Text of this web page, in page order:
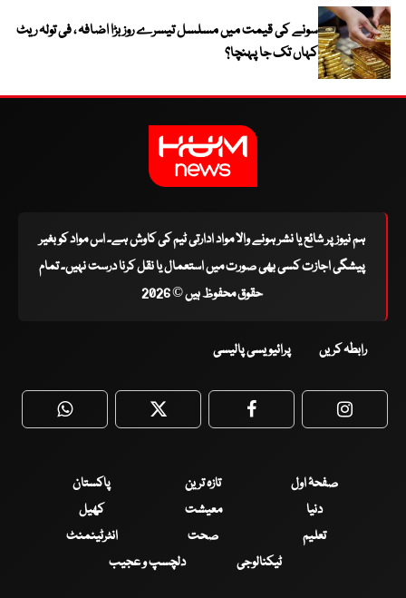
سونے کی قیمت میں مسلسل تیسرے روز بڑا اضافہ ، فی تولہ ریٹ
کہاں تک جا پہنچا؟
ہم نیوز پر شائع یا نشر ہونے والا مواد ادارتی ٹیم کی کاوش ہے۔ اس مواد کو بغیر
پیشگی اجازت کسی بھی صورت میں استعمال یا نقل کرنا درست نہیں۔ تمام
حقوق محفوظ ہیں © 2026
رابطہ کریں پرائیویسی پالیسی
WhatsApp Twitter Facebook
صفحۂ اول تازہ ترین
پاکستان
دنیا
معیشت
کھیل
تعلیم
صحت
انٹرٹینمنٹ
ٹیکنالوجی
دلچسپ و عجیب